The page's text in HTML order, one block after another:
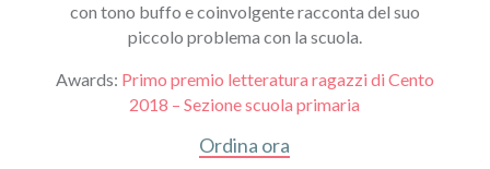
con tono buffo e coinvolgente racconta del suo
piccolo problema con la scuola.
Awards: Primo premio letteratura ragazzi di Cento
2018 – Sezione scuola primaria
Ordina ora